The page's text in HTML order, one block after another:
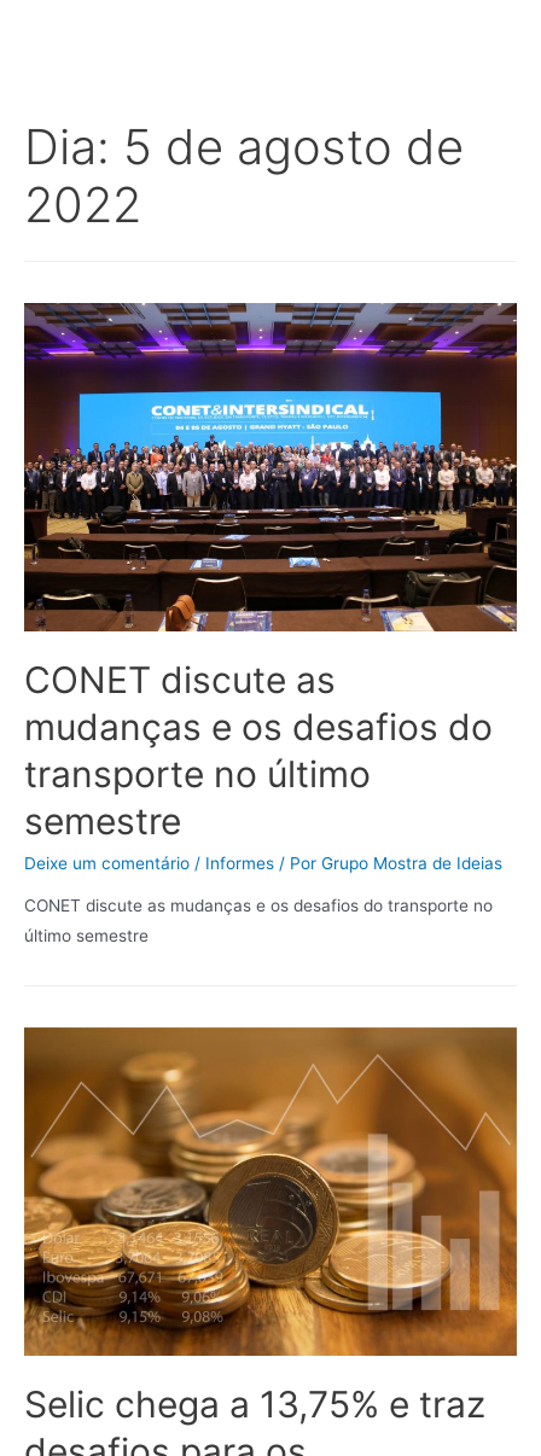
Dia: 5 de agosto de
2022
CONET discute as
mudanças e os desafios do
transporte no último
semestre
Deixe um comentário / Informes / Por Grupo Mostra de Ideias
CONET discute as mudanças e os desafios do transporte no
último semestre
Selic chega a 13,75% e traz